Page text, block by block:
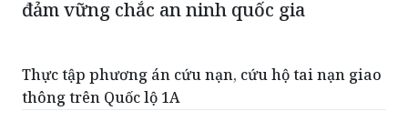
đảm vững chắc an ninh quốc gia
Thực tập phương án cứu nạn, cứu hộ tai nạn giao
thông trên Quốc lộ 1A